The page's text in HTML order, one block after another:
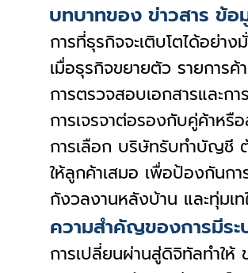
บทบาทของ ข่าวสาร ข้อ
การเลือก บริษัทรับทำบัญชี
ให้ลูกค้าเสมอ เพื่อป้องกันก
กังวลงานหลังบ้าน และทุ่ม
การที่ธุรกิจจะเติบโตได้อย่า
เมื่อธุรกิจขยายตัว รายการ
การตรวจสอบเอกสารและก
การเจรจาต่อรองกับคู่ค้าหรื
ความสำคัญของการมีระ
การเปลี่ยนผ่านสู่ดิจิทัลทำใ